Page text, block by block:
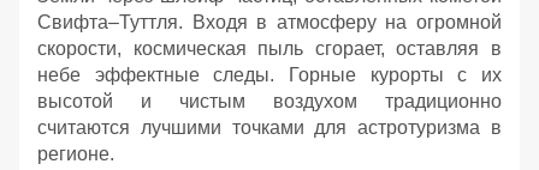
Свифта–Туттля. Входя в атмосферу на огромной
скорости, космическая пыль сгорает, оставляя в
небе эффектные следы. Горные курорты с их
высотой и чистым воздухом традиционно
считаются лучшими точками для астротуризма в
регионе.